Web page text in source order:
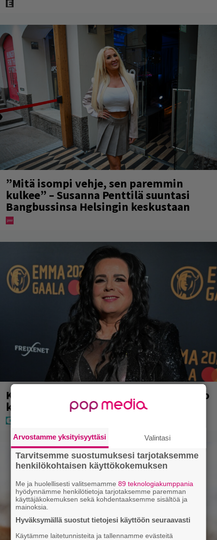
”Mitä isompi vehje, sen paremmin
kulkee” – Susanna Penttilä suuntasi
Bangbussinsa Helsingin keskustaan
Kaija Koolta ikävä ilmoitus – Juha Tapio
kiirehti apuun
Arvostamme yksityisyyttäsi Valintasi
Tarvitsemme suostumuksesi tarjotaksemme
henkilökohtaisen käyttökokemuksen
Me ja huolellisesti valitsemamme89 teknologiakumppania
hyödynnämme henkilötietoja tarjotaksemme paremman
käyttäjäkokemuksen sekä kohdentaaksemme sisältöä ja
mainoksia.
Hyväksymällä suostut tietojesi käyttöön seuraavasti
Käytämme laitetunnisteita ja tallennamme evästeitä